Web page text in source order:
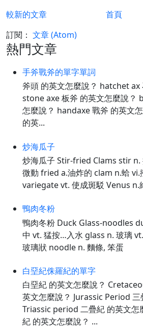
較新的文章
首頁
訂閱： 文章 (Atom)
熱門文章
手斧戰斧的單字單詞
斧頭 的英文怎麼說？ hatchet ax
stone axe 板斧 的英文怎麼說？
怎麼說？ handaxe 戰斧 的英文
的英...
炒海瓜子
炒海瓜子 Stir-fried Clams stir n.
微動 fried a.油炸的 clam n.蛤
variegate vt. 使成斑駁 Venus n.
鴨肉冬粉
鴨肉冬粉 Duck Glass-noodles
中 vt. 猛按…入水 glass n. 玻璃
玻璃狀 noodle n. 麵條, 笨蛋
白堊紀侏羅紀的單字
白堊紀 的英文怎麼說？
英文怎麼說？ Jurassic Period 三
Triassic period 二疊紀 的英文怎
紀 的英文怎麼說？ ...